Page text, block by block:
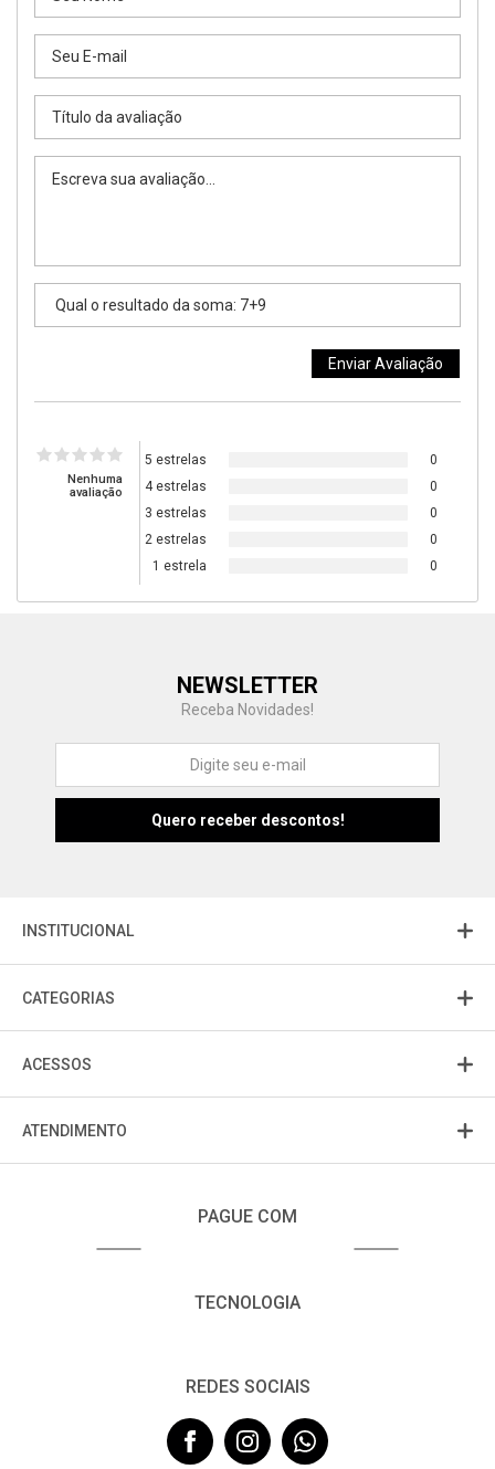
Nenhuma
avaliação
5 estrelas
0
4 estrelas
0
3 estrelas
0
2 estrelas
0
1 estrela
0
NEWSLETTER
Receba Novidades!
INSTITUCIONAL
CATEGORIAS
ACESSOS
ATENDIMENTO
PAGUE COM
TECNOLOGIA
REDES SOCIAIS
Fu Fujisom